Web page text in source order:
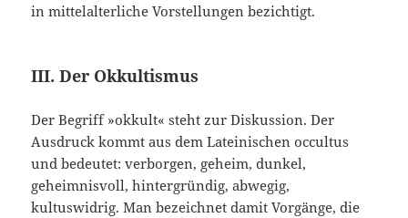
in mittelalterliche Vorstellungen bezichtigt.
III. Der Okkultismus
Der Begriff »okkult« steht zur Diskussion. Der
Ausdruck kommt aus dem Lateinischen occultus
und bedeutet: verborgen, geheim, dunkel,
geheimnisvoll, hintergründig, abwegig,
kultuswidrig. Man bezeichnet damit Vorgänge, die